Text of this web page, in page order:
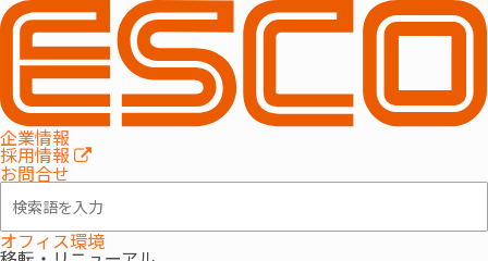
企業情報
採用情報
お問合せ
オフィス環境
セミナー/イベント
2025.08.28
第187回オフィス移転セミナー
【2025年9月25日開催】【 WEBセミナー】